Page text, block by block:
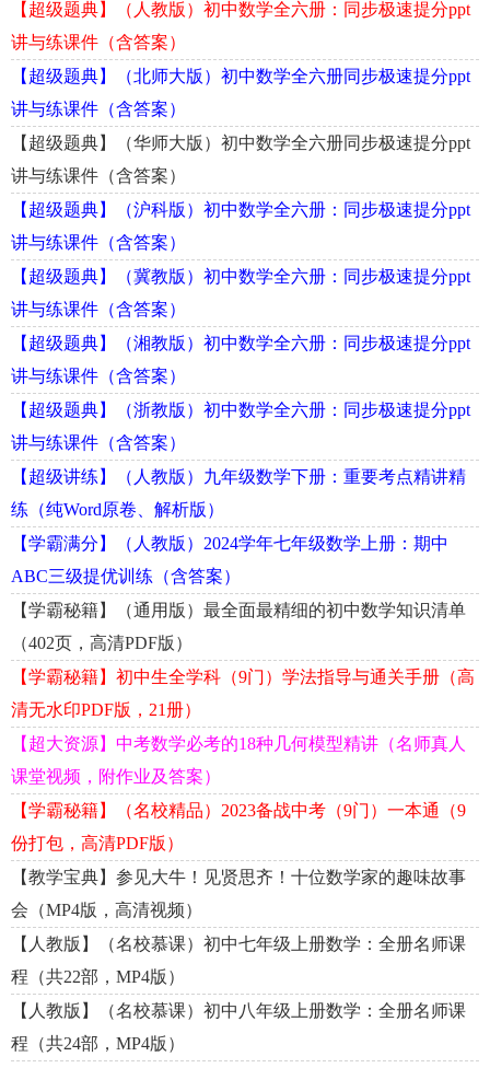
【超级题典】（人教版）初中数学全六册：同步极速提分ppt
讲与练课件（含答案）
【超级题典】（北师大版）初中数学全六册同步极速提分ppt
讲与练课件（含答案）
【超级题典】（华师大版）初中数学全六册同步极速提分ppt
讲与练课件（含答案）
【超级题典】（沪科版）初中数学全六册：同步极速提分ppt
讲与练课件（含答案）
【超级题典】（冀教版）初中数学全六册：同步极速提分ppt
讲与练课件（含答案）
【超级题典】（湘教版）初中数学全六册：同步极速提分ppt
讲与练课件（含答案）
【超级题典】（浙教版）初中数学全六册：同步极速提分ppt
讲与练课件（含答案）
【超级讲练】（人教版）九年级数学下册：重要考点精讲精
练（纯Word原卷、解析版）
【学霸满分】（人教版）2024学年七年级数学上册：期中
ABC三级提优训练（含答案）
【学霸秘籍】（通用版）最全面最精细的初中数学知识清单
（402页，高清PDF版）
【学霸秘籍】初中生全学科（9门）学法指导与通关手册（高
清无水印PDF版，21册）
【超大资源】中考数学必考的18种几何模型精讲（名师真人
课堂视频，附作业及答案）
【学霸秘籍】（名校精品）2023备战中考（9门）一本通（9
份打包，高清PDF版）
【教学宝典】参见大牛！见贤思齐！十位数学家的趣味故事
会（MP4版，高清视频）
【人教版】（名校慕课）初中七年级上册数学：全册名师课
程（共22部，MP4版）
【人教版】（名校慕课）初中八年级上册数学：全册名师课
程（共24部，MP4版）